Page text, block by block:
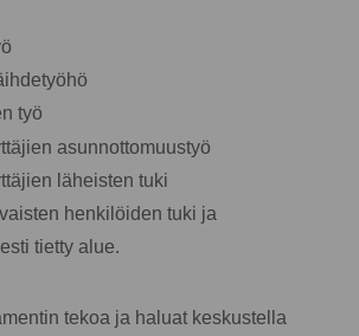
työ
asunnottomuustyö
läheisten tuki
henkilöiden tuki ja
tietty alue.
tekoa ja haluat keskustella